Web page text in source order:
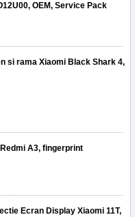
OEM, Service Pack
si rama Xiaomi Black Shark 4,
A3, fingerprint
Ecran Display Xiaomi 11T,